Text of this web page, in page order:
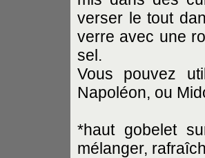
verser le tout
verre avec une
sel.
Vous pouvez
Napoléon, ou
*haut gobelet
mélanger,